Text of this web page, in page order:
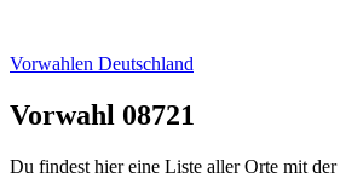
Vorwahlen Deutschland
Vorwahl 08721
Du findest hier eine Liste aller Orte mit der